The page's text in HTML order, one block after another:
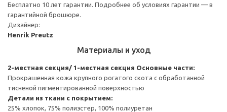
Бесплатно 10 лет гарантии. Подробнее об условиях гарантии — в
гарантийной брошюре.
Дизайнер:
Henrik Preutz
Материалы и уход
2-местная секция/ 1-местная секция Основные части:
Прокрашенная кожа крупного рогатого скота с обработанной
тисненой пигментированной поверхностью
Детали из ткани с покрытием:
25% хлопок, 75% полиэстер, 100% полиуретан